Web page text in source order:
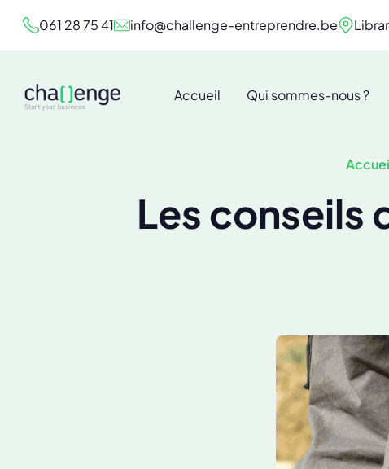
061 28 75 41 info@challenge-entreprendre.be
Accueil Qui sommes-nous ?
Les conseils